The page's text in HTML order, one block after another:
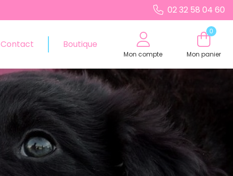
02 32 58 04 60
Contact Boutique
Mon compte
0
Mon panier